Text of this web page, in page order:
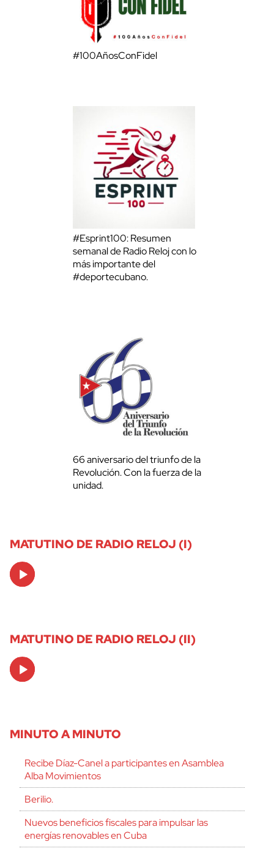
#100AñosConFidel
#Esprint100: Resumen
semanal de Radio Reloj con lo
más importante del
#deportecubano.
66 aniversario del triunfo de la
Revolución. Con la fuerza de la
unidad.
MATUTINO DE RADIO RELOJ (I)
Audio
Player
MATUTINO DE RADIO RELOJ (II)
Audio
Player
MINUTO A MINUTO
Recibe Díaz-Canel a participantes en Asamblea
Alba Movimientos
Berilio.
Nuevos beneficios fiscales para impulsar las
energías renovables en Cuba